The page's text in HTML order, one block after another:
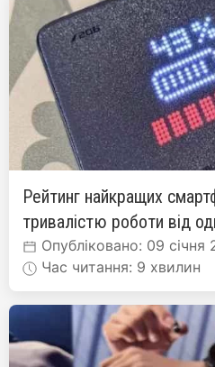
Рейтинг найкращих
тривалістю роботи від
Опубліковано: 09 січня
Час читання: 9 хвилин